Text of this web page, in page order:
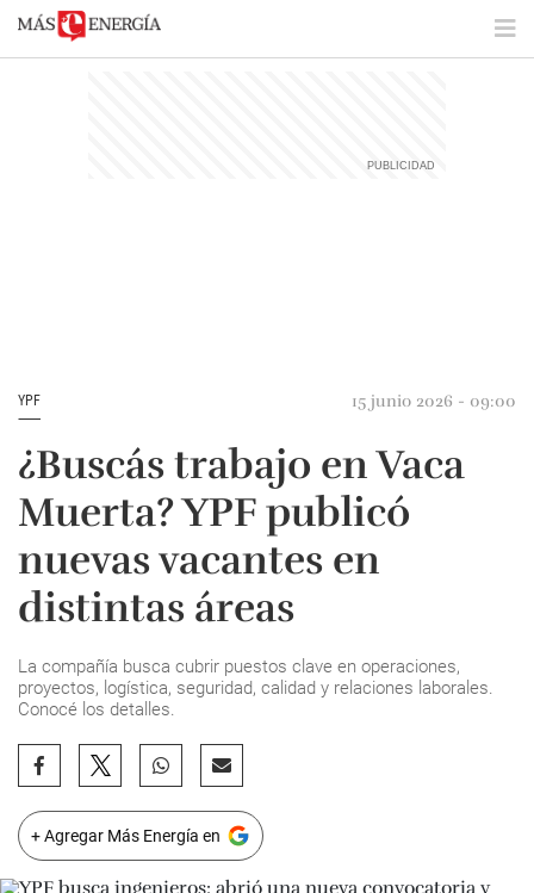
YPF 15 junio 2026 - 09:00
¿Buscás trabajo en Vaca
Muerta? YPF publicó
nuevas vacantes en
distintas áreas
La compañía busca cubrir puestos clave en operaciones,
proyectos, logística, seguridad, calidad y relaciones laborales.
Conocé los detalles.
+ Agregar Más Energía en